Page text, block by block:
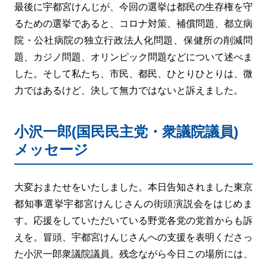
最後に宇都宮けんじが、今回の選挙は都民の生存権を守
るための選挙であると、コロナ対策、補償問題、都立病
院・公社病院の独立行政法人化問題、保健所の削減問
題、カジノ問題、オリンピック問題などについて述べま
した。そして私たち、市民、都民、ひとりひとりは、微
力ではあるけど、決して無力ではないと訴えました。
小沢一郎(国民民主党・衆議院議員)
メッセージ
大変おまたせをいたしました。本日告知されました東京
都知事選挙宇都宮けんじさんの街頭演説会をはじめま
す。応援をしていただいている野党各党の党首からも訴
えを。冒頭、宇都宮けんじさんへの支援を表明くださっ
た小沢一郎衆議院議員。残念ながら今日この場所には、